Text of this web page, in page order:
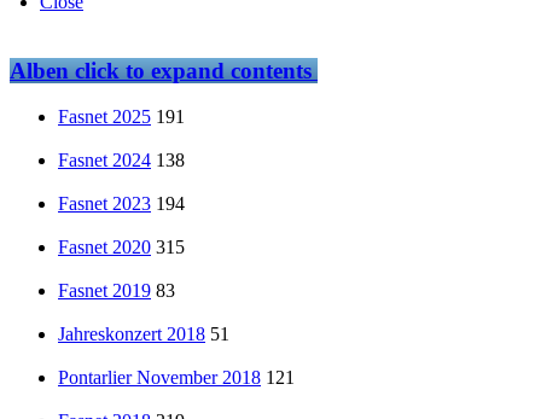
Albenclick to expand contents
Fasnet 2025 191
Fasnet 2024 138
Fasnet 2023 194
Fasnet 2020 315
Fasnet 2019 83
Jahreskonzert 2018 51
Pontarlier November 2018 121